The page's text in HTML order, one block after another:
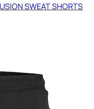
SWEAT SHORTS